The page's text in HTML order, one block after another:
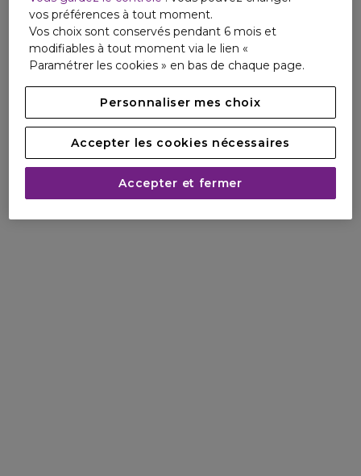
vos préférences à tout moment.
Vos choix sont conservés pendant 6 mois et
modifiables à tout moment via le lien «
Paramétrer les cookies » en bas de chaque page.
Personnaliser mes choix
Accepter les cookies nécessaires
Accepter et fermer